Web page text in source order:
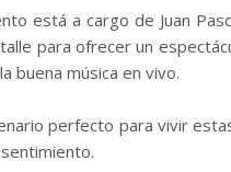
está a cargo de Juan
para ofrecer un
buena música en vivo.
perfecto para vivir